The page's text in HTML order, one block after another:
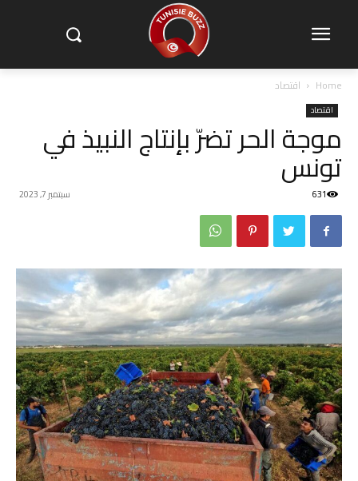
Home اقتصاد
اقتصاد
موجة الحر تضرّ بإنتاج النبيذ في
تونس
سبتمبر 7, 2023 631